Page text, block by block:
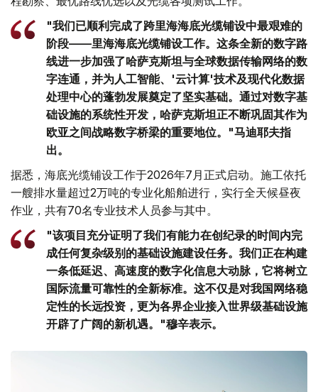
"我们已顺利完成了跨里海海底光缆铺设中最艰难的
阶段——里海海底光缆铺设工作。这条全新的数字路
线进一步加强了哈萨克斯坦与全球数据传输网络的数
字连通，并为人工智能、'云计算'技术及现代化数据
处理中心的蓬勃发展奠定了坚实基础。通过对数字基
础设施的系统性开发，哈萨克斯坦正不断巩固其作为
欧亚之间战略数字桥梁的重要地位。"马迪耶夫指
出。
据悉，海底光缆铺设工作于2026年7月正式启动。施工依托
一艘排水量超过2万吨的专业化船舶进行，实行全天候昼夜
作业，共有70名专业技术人员参与其中。
"该项目充分证明了我们有能力在创纪录的时间内完
成任何复杂级别的基础设施建设任务。我们正在构建
一条低延迟、高速度的数字化信息大动脉，它将树立
国际流量可靠性的全新标准。这不仅是对我国网络稳
定性的长远投资，更为各界企业接入世界级基础设施
开辟了广阔的新机遇。"穆辛表示。